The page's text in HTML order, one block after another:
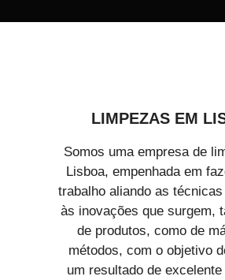
LIMPEZAS EM
Somos uma empresa de
Lisboa, empenhada em
trabalho aliando as
às inovações que surgem,
de produtos, como de
métodos, com o objetivo
um resultado de excelente